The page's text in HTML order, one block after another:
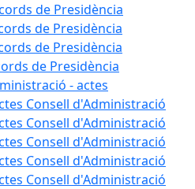
de Presidència
de Presidència
de Presidència
de Presidència
- actes
Consell d'Administració
Consell d'Administració
Consell d'Administració
Consell d'Administració
Consell d'Administració